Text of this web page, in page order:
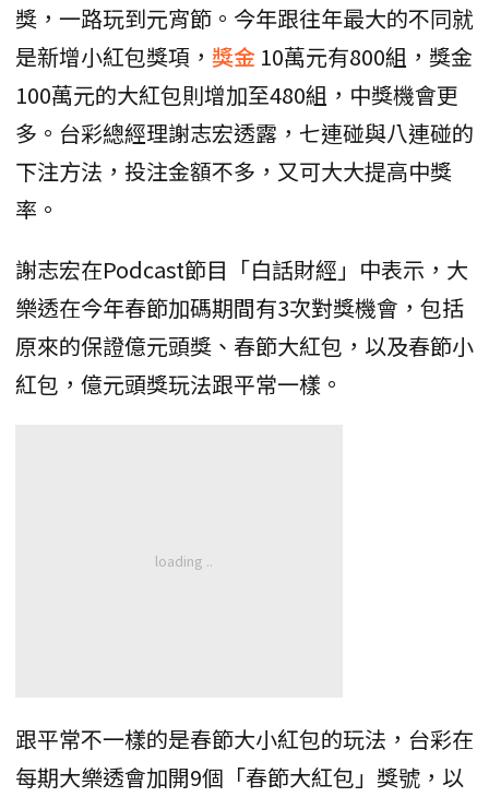
獎，一路玩到元宵節。今年跟往年最大的不同就
是新增小紅包獎項， 獎金 10萬元有800組，獎金
100萬元的大紅包則增加至480組，中獎機會更
多。台彩總經理謝志宏透露，七連碰與八連碰的
下注方法，投注金額不多，又可大大提高中獎
率。
謝志宏在Podcast節目「白話財經」中表示，大
樂透在今年春節加碼期間有3次對獎機會，包括
原來的保證億元頭獎、春節大紅包，以及春節小
紅包，億元頭獎玩法跟平常一樣。
跟平常不一樣的是春節大小紅包的玩法，台彩在
每期大樂透會加開9個「春節大紅包」獎號，以